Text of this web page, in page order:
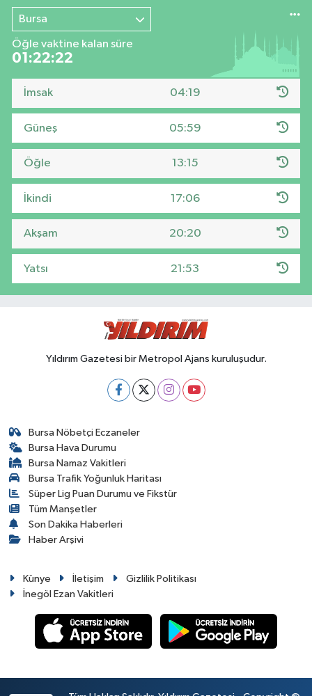
Bursa
Öğle vaktine kalan süre
01:22:21
İmsak 04:19
Güneş 05:59
Öğle 13:15
İkindi 17:06
Akşam 20:20
Yatsı 21:53
Yıldırım Gazetesi bir Metropol Ajans kuruluşudur.
Bursa Nöbetçi Eczaneler
Bursa Hava Durumu
Bursa Namaz Vakitleri
Bursa Trafik Yoğunluk Haritası
Süper Lig Puan Durumu ve Fikstür
Tüm Manşetler
Son Dakika Haberleri
Haber Arşivi
Künye İletişim
Gizlilik Politikası
İnegöl Ezan Vakitleri